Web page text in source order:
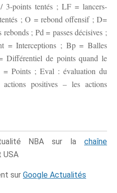
3-points tentés ; LF = lancers-
; O = rebond offensif ; D=
; Pd = passes décisives ;
= Interceptions ; Bp = Balles
Différentiel de points quand le
= Points ; Eval : évaluation du
positives – les actions
NBA sur la chaîne
USA
sur Google Actualités